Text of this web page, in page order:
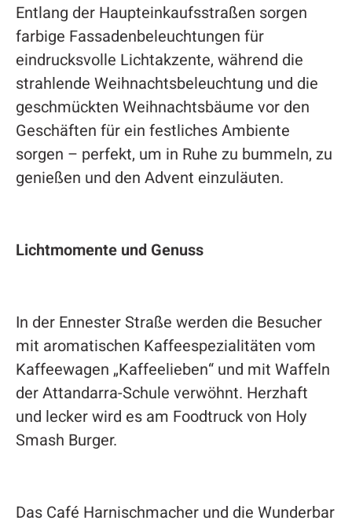
Entlang der Haupteinkaufsstraßen sorgen
farbige Fassadenbeleuchtungen für
eindrucksvolle Lichtakzente, während die
strahlende Weihnachtsbeleuchtung und die
geschmückten Weihnachtsbäume vor den
Geschäften für ein festliches Ambiente
sorgen – perfekt, um in Ruhe zu bummeln, zu
genießen und den Advent einzuläuten.
Lichtmomente und Genuss
In der Ennester Straße werden die Besucher
mit aromatischen Kaffeespezialitäten vom
Kaffeewagen „Kaffeelieben“ und mit Waffeln
der Attandarra-Schule verwöhnt. Herzhaft
und lecker wird es am Foodtruck von Holy
Smash Burger.
Das Café Harnischmacher und die Wunderbar